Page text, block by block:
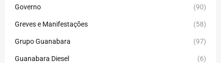
Governo (90)
Greves e Manifestações (58)
Grupo Guanabara (97)
Guanabara Diesel (6)